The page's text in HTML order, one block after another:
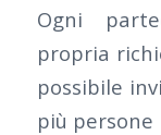
Ogni
propria
possibile
più persone